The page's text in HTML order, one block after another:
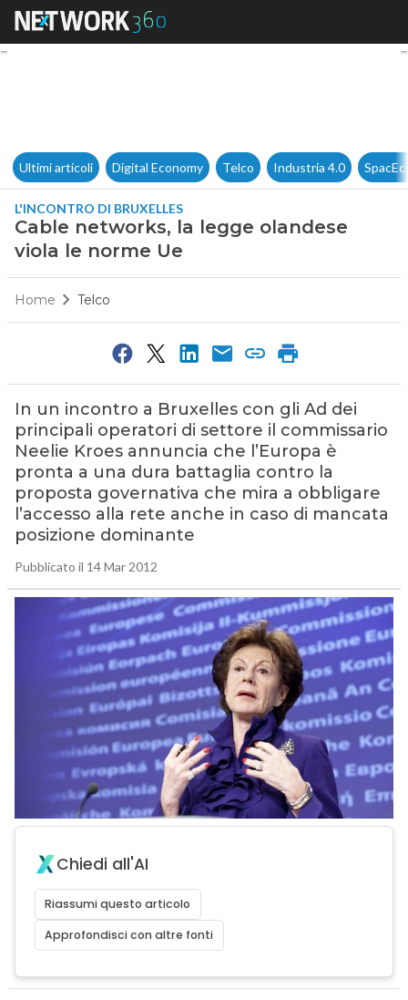
Cable networks, la legge
Ultimi articoli Digital Economy Telco Industria 4.0
L'INCONTRO DI BRUXELLES
Cable networks, la legge olandese
viola le norme Ue
Home Telco
In un incontro a Bruxelles con gli Ad dei
principali operatori di settore il commissario
Neelie Kroes annuncia che l’Europa è
pronta a una dura battaglia contro la
proposta governativa che mira a obbligare
l’accesso alla rete anche in caso di mancata
posizione dominante
Pubblicato il 14 Mar 2012
Chiedi all'AI
Riassumi questo articolo
Approfondisci con altre fonti